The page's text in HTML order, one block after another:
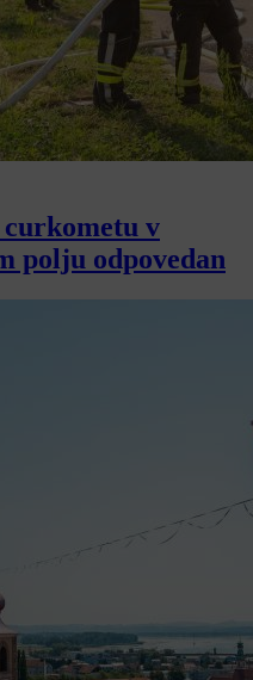
v
polju odpovedan